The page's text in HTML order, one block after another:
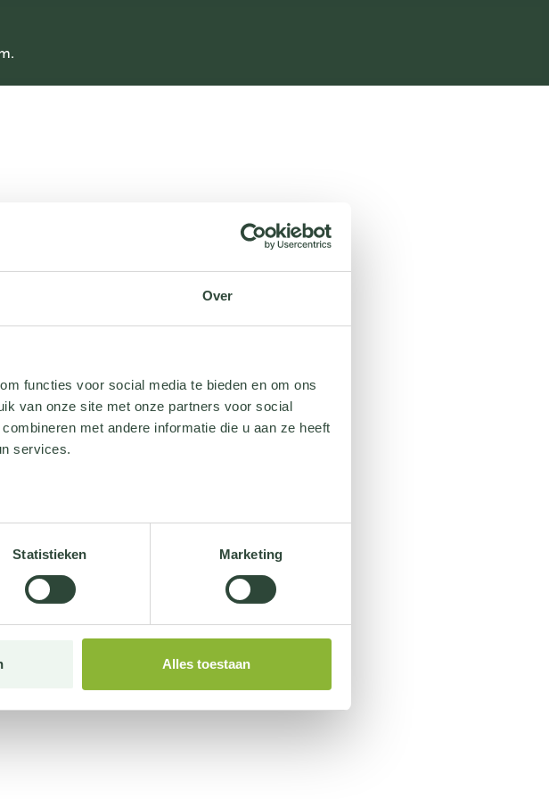
Over
functies voor social media te bieden en om ons
van onze site met onze partners voor social
met andere informatie die u aan ze heeft
services.
Statistieken Marketing
Alles toestaan
.